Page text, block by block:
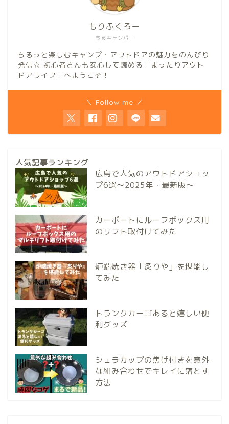
ちるキャンパー
もりふくろー
ちるっと楽しむキャンプ・アウトドアの魅力をのんびり
発信☆ 初心者さんも安心して読める「まったりアウト
ドアライフ」へようこそ！
＼ Follow me ／
人気記事ランキング
広島で人気のアウトドアショッ
プ6選～2025年・最新版～
カーポートにルーフボックス用
のリフト取付けてみた
炉端焼き器「炙りや」を堪能し
てみた
トランクカーゴあると嬉しい便
利グッズ
シェラカップの焦げ付きを意外
な組み合わせでキレイに落とす
方法